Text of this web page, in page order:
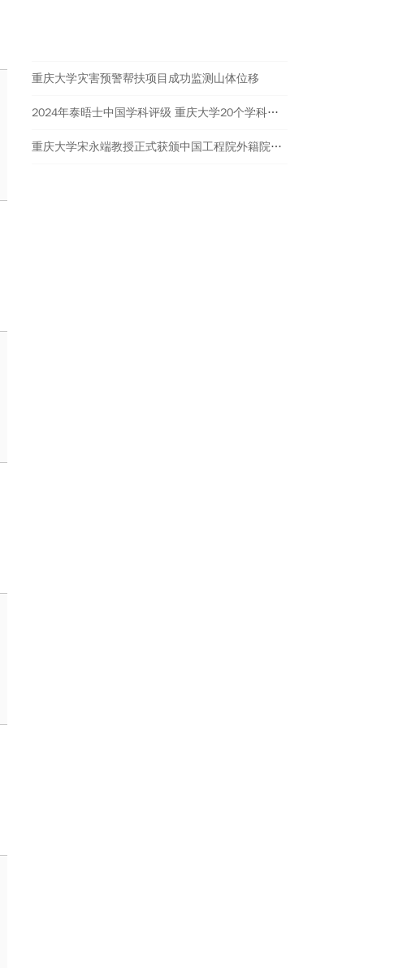
重庆大学灾害预警帮扶项目成功监测山体位移
2024年泰晤士中国学科评级 重庆大学20个学科评为A类
重庆大学宋永端教授正式获颁中国工程院外籍院士证书